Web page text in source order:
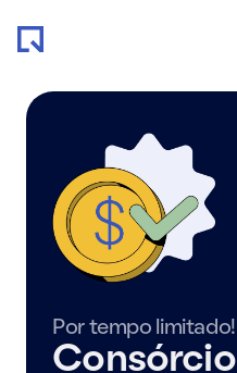
Por tempo limitado!
Consórcio